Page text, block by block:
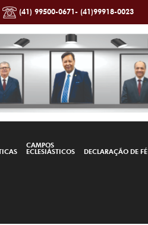
(41) 99500-0671- (41)99918-0023
CAMPOS
ECLESIÁSTICOS DECLARAÇÃO DE FÉ